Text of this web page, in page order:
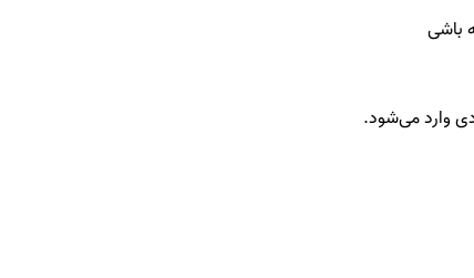
باشی
وارد می‌شود.